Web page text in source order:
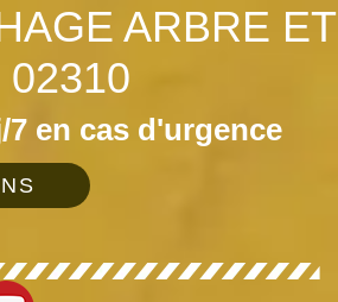
ARBRE ET
02310
en cas d'urgence